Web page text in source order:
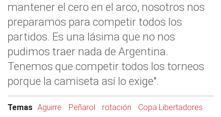
mantener el cero en el arco, nosotros nos
preparamos para competir todos los
partidos. Es una lásima que no nos
pudimos traer nada de Argentina.
Tenemos que competir todos los torneos
porque la camiseta así lo exige".
Temas Aguirre Peñarol rotación Copa Libertadores